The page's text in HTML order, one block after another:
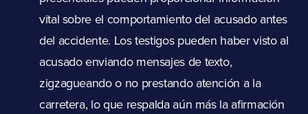
vital sobre el comportamiento del acusado antes
del accidente. Los testigos pueden haber visto al
acusado enviando mensajes de texto,
zigzagueando o no prestando atención a la
carretera, lo que respalda aún más la afirmación